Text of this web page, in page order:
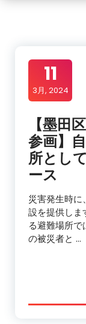
11
3月, 2024
【墨田
参画】
所として
ース
災害発生時に
設を提供しま
る避難場所
の被災者と …